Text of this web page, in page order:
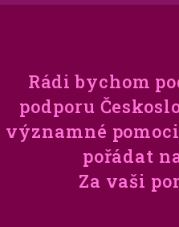
Rádi bychom
podporu
významné
pořádat
Za vaši